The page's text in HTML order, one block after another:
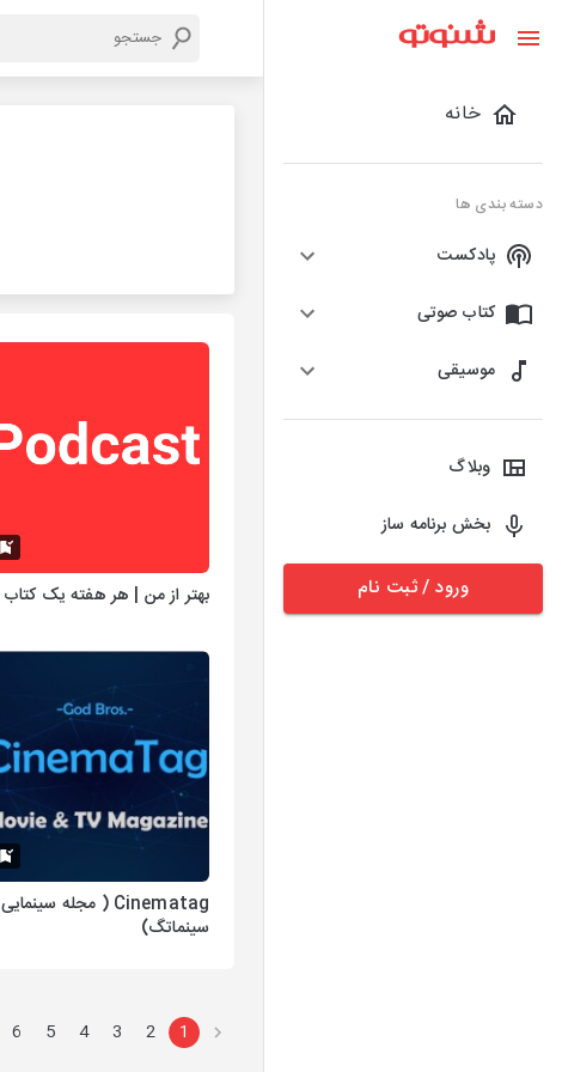
خانه
دسته بندی ها
پادکست
کتاب صوتی
موسیقی
وبلاگ
بخش برنامه ساز
ورود / ثبت نام بهتر از من | هر هفته یک کتاب
Cinematag ( مجله سینمایی
سینماتگ)
1
2
3
4
5
6